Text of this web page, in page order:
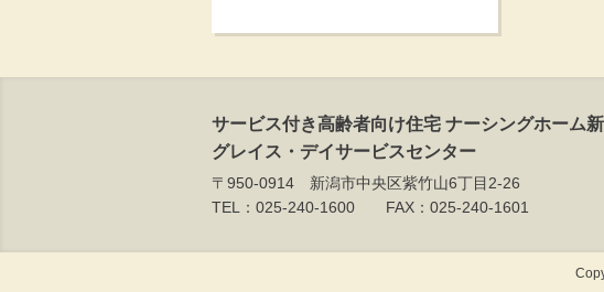
サービス付き高齢者向け住宅 ナーシングホーム
グレイス・デイサービスセンター
〒950-0914 新潟市中央区紫竹山6丁目2-26
TEL：025-240-1600 FAX：025-240-1601